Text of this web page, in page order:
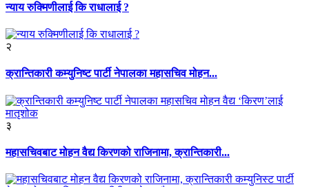
न्याय रुक्मिणीलाई कि राधालाई ?
२
क्रान्तिकारी कम्युनिष्ट पार्टी नेपालका महासचिव मोहन...
३
महासचिवबाट मोहन वैद्य किरणको राजिनामा, क्रान्तिकारी...